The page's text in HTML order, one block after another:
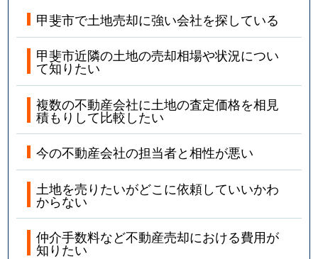
甲斐市で土地売却に強い会社を探している
甲斐市近隣の土地の売却相場や状況につい
て知りたい
複数の不動産会社に土地の査定価格を相見
積もりして比較したい
今の不動産会社の担当者と相性が悪い
土地を売りたいがどこに依頼していいかわ
からない
仲介手数料など不動産売却における費用が
知りたい